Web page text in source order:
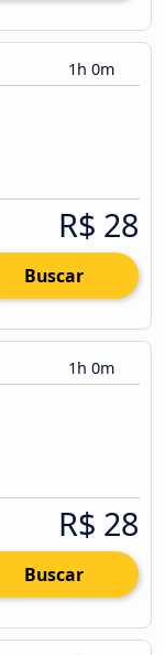
1h 0m
R$ 28
Buscar
1h 0m
R$ 28
Buscar